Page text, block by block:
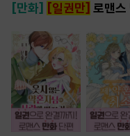
[만화] [일권만] 로맨스